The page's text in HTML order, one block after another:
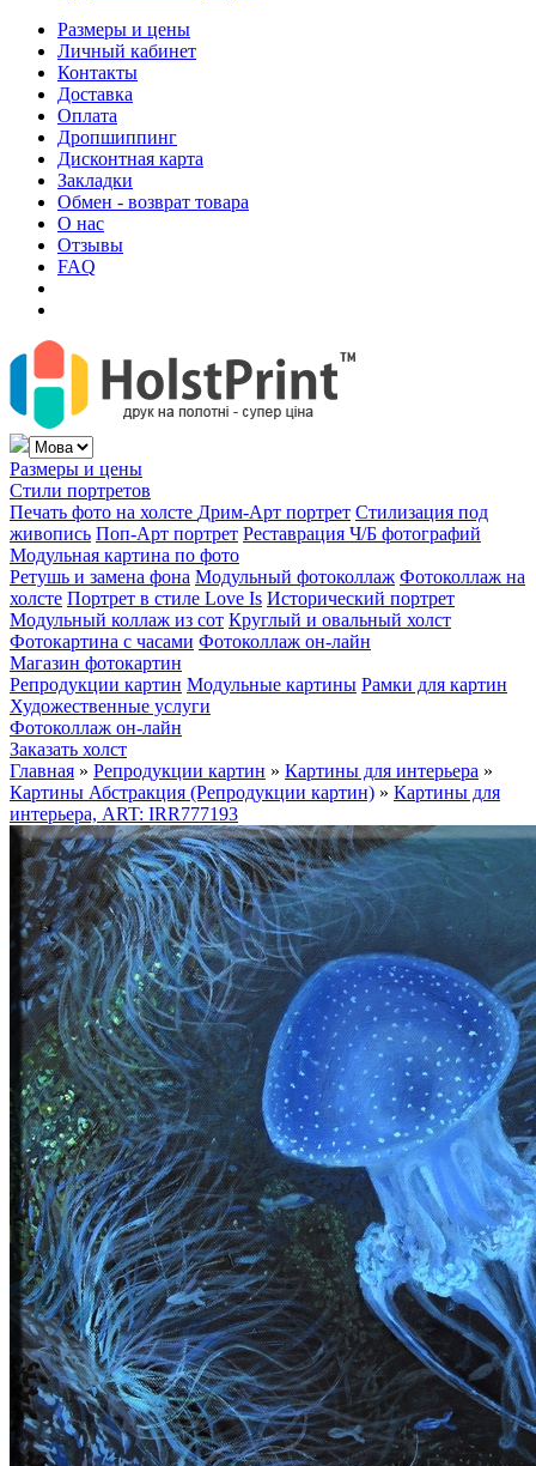
Размеры и цены
Личный кабинет
Контакты
Доставка
Оплата
Дропшиппинг
Дисконтная карта
Закладки
Обмен - возврат товара
О нас
Отзывы
FAQ
Размеры и цены
Стили портретов
Печать фото на холсте Дрим-Арт портрет Стилизация под
живопись Поп-Арт портрет Реставрация Ч/Б фотографий
Модульная картина по фото
Ретушь и замена фона Модульный фотоколлаж Фотоколлаж на
холсте Портрет в стиле Love Is Исторический портрет
Модульный коллаж из сот Круглый и овальный холст
Фотокартина с часами Фотоколлаж он-лайн
Магазин фотокартин
Репродукции картин Модульные картины Рамки для картин
Художественные услуги
Фотоколлаж он-лайн
Заказать холст
Главная » Репродукции картин » Картины для интерьера »
Картины Абстракция (Репродукции картин) » Картины для
интерьера, ART: IRR777193